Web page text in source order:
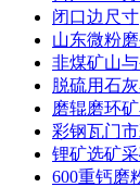
闭口边尺寸
山东微粉
非煤矿山
脱硫用石
磨辊磨环
彩钢瓦门
锂矿选矿
600重钙磨